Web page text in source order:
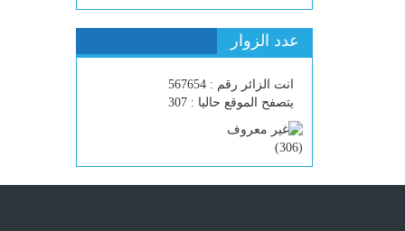
عدد الزوار
انت الزائر رقم : 567654
يتصفح الموقع حاليا : 307
(
306
)